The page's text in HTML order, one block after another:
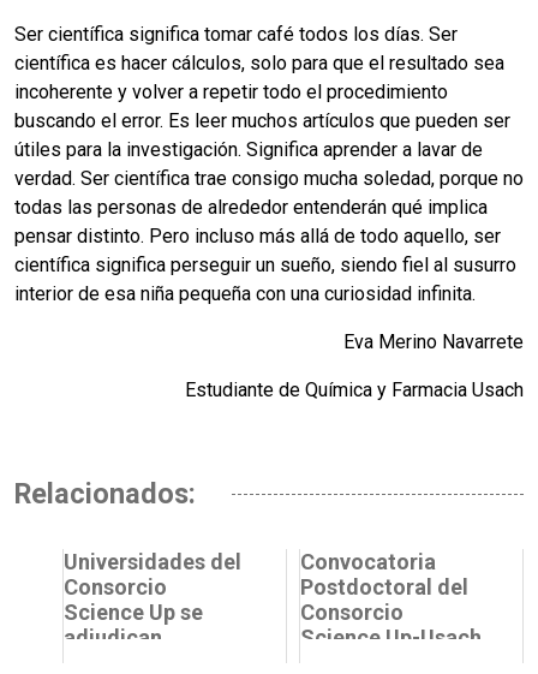
Ser científica significa tomar café todos los días. Ser
científica es hacer cálculos, solo para que el resultado sea
incoherente y volver a repetir todo el procedimiento
buscando el error. Es leer muchos artículos que pueden ser
útiles para la investigación. Significa aprender a lavar de
verdad. Ser científica trae consigo mucha soledad, porque no
todas las personas de alrededor entenderán qué implica
pensar distinto. Pero incluso más allá de todo aquello, ser
científica significa perseguir un sueño, siendo fiel al susurro
interior de esa niña pequeña con una curiosidad infinita.
Eva Merino Navarrete
Estudiante de Química y Farmacia Usach
Relacionados:
Universidades del
Consorcio
Science Up se
adjudican
Convocatoria
Postdoctoral del
Consorcio
Science Up-Usach